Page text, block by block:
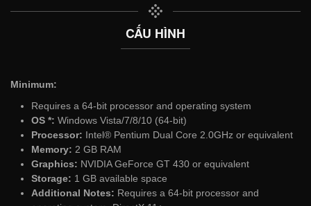
CẤU HÌNH
Minimum:
Requires a 64-bit processor and operating system
OS *: Windows Vista/7/8/10 (64-bit)
Processor: Intel® Pentium Dual Core 2.0GHz or equivalent
Memory: 2 GB RAM
Graphics: NVIDIA GeForce GT 430 or equivalent
Storage: 1 GB available space
Additional Notes: Requires a 64-bit processor and